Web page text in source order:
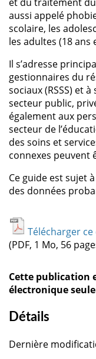
aussi appelé
scolaire, les
les adultes (18 ans
Il s’adresse
gestionnaires du
sociaux (RSSS) et
secteur public,
également aux
secteur de
des soins et
connexes peuvent
Ce guide est sujet
des données
Télécharger
(PDF, 1 Mo, 56
Cette publication
électronique
Détails
Dernière